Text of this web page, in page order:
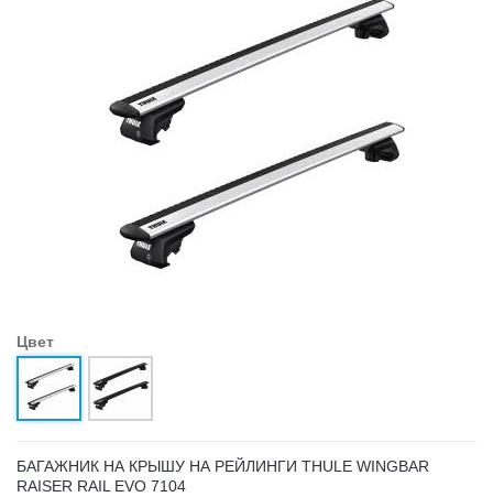
Цвет
БАГАЖНИК НА КРЫШУ НА РЕЙЛИНГИ THULE WINGBAR
RAISER RAIL EVO 7104